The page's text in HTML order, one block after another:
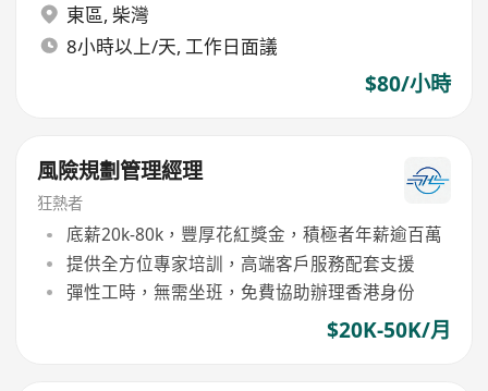
東區, 柴灣
8小時以上/天, 工作日面議
$80/小時
風險規劃管理經理
狂熱者
底薪20k-80k，豐厚花紅獎金，積極者年薪逾百萬
提供全方位專家培訓，高端客戶服務配套支援
彈性工時，無需坐班，免費協助辦理香港身份
$20K-50K/月